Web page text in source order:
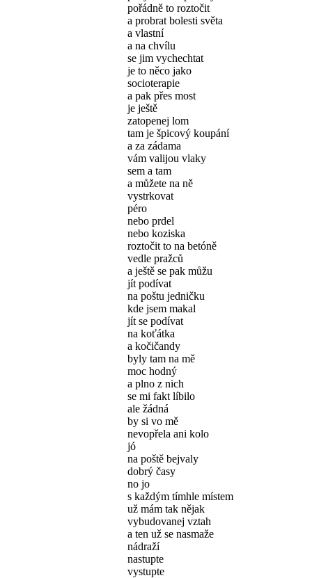
pořádně to roztočit
a probrat bolesti světa
a vlastní
a na chvílu
se jim vychechtat
je to něco jako
socioterapie
a pak přes most
je ještě
zatopenej lom
tam je špicový koupání
a za zádama
vám valijou vlaky
sem a tam
a můžete na ně
vystrkovat
péro
nebo prdel
nebo koziska
roztočit to na betóně
vedle pražců
a ještě se pak můžu
jít podívat
na poštu jedničku
kde jsem makal
jít se podívat
na koťátka
a kočičandy
byly tam na mě
moc hodný
a plno z nich
se mi fakt líbilo
ale žádná
by si vo mě
nevopřela ani kolo
jó
na poště bejvaly
dobrý časy
no jo
s každým tímhle místem
už mám tak nějak
vybudovanej vztah
a ten už se nasmaže
nádraží
nastupte
vystupte